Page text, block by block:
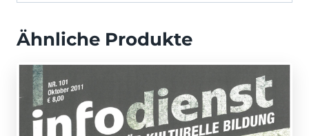
Ähnliche Produkte